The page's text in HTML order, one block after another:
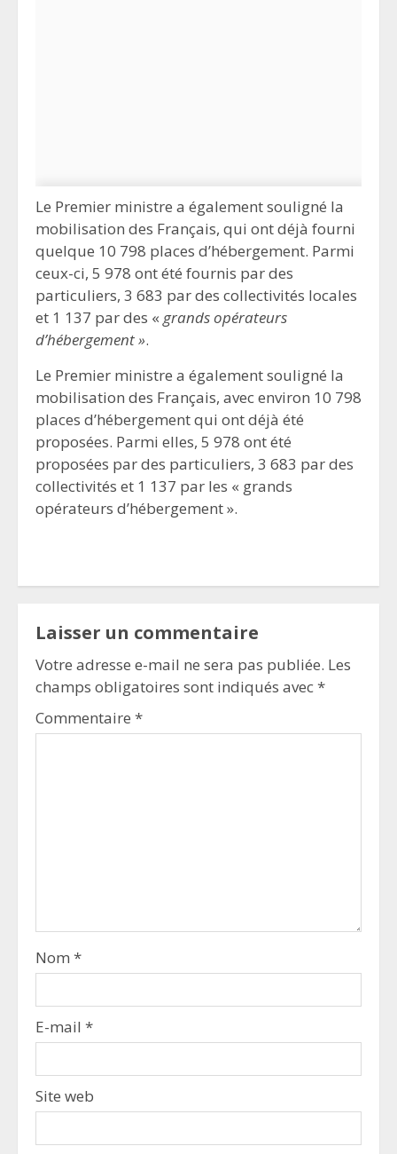
Le Premier ministre a également souligné la
mobilisation des Français, qui ont déjà fourni
quelque 10 798 places d’hébergement. Parmi
ceux-ci, 5 978 ont été fournis par des
particuliers, 3 683 par des collectivités locales
et 1 137 par des « grands opérateurs
d’hébergement ».
Le Premier ministre a également souligné la
mobilisation des Français, avec environ 10 798
places d’hébergement qui ont déjà été
proposées. Parmi elles, 5 978 ont été
proposées par des particuliers, 3 683 par des
collectivités et 1 137 par les « grands
opérateurs d’hébergement ».
Laisser un commentaire
Votre adresse e-mail ne sera pas publiée. Les
champs obligatoires sont indiqués avec*
Commentaire *
Nom *
E-mail *
Site web